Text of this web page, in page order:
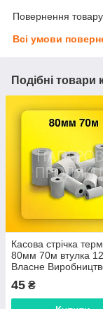
Повернення
Всі умови
Подібні товари
Касова стрічка
80мм 70м втулка
Власне
45 ₴